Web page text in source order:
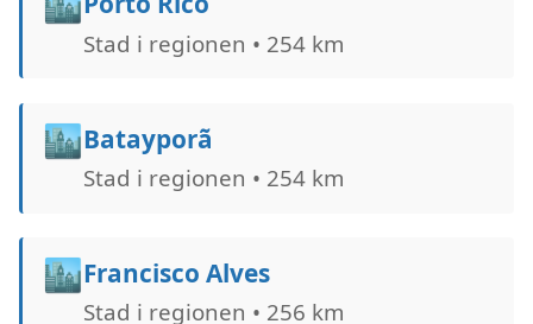
Stad i regionen • 254 km
🏙️Batayporã
Stad i regionen • 254 km
🏙️Francisco Alves
Stad i regionen • 256 km